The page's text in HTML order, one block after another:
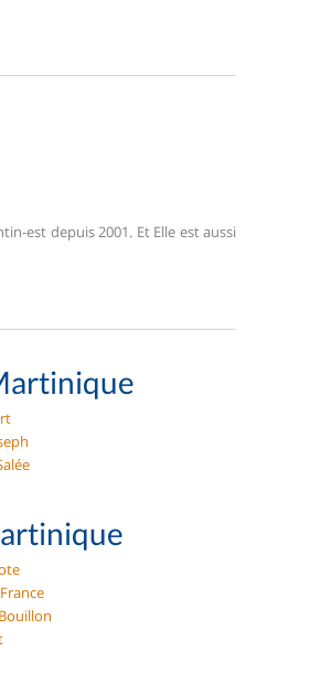
est depuis 2001. Et Elle est aussi